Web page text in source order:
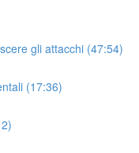
gli attacchi (47:54)
(17:36)